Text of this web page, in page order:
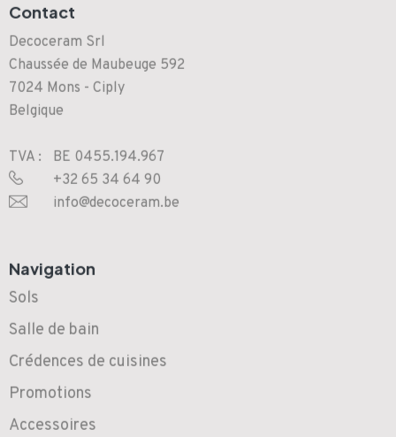
Contact
Decoceram Srl
Chaussée de Maubeuge 592
7024 Mons - Ciply
Belgique
TVA :
BE 0455.194.967
+32 65 34 64 90
info@decoceram.be
Navigation
Sols
Salle de bain
Crédences de cuisines
Promotions
Accessoires